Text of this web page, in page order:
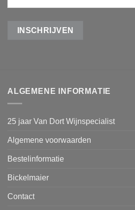
ALGEMENE INFORMATIE
25 jaar Van Dort Wijnspecialist
Algemene voorwaarden
Bestelinformatie
Bickelmaier
Contact